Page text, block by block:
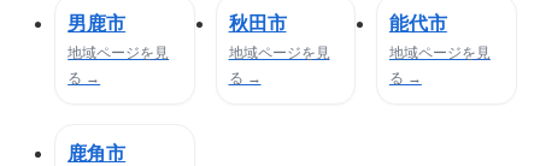
男鹿市
地域ページを見
る →
秋田市
地域ページを見
る →
能代市
地域ページを見
る →
鹿角市